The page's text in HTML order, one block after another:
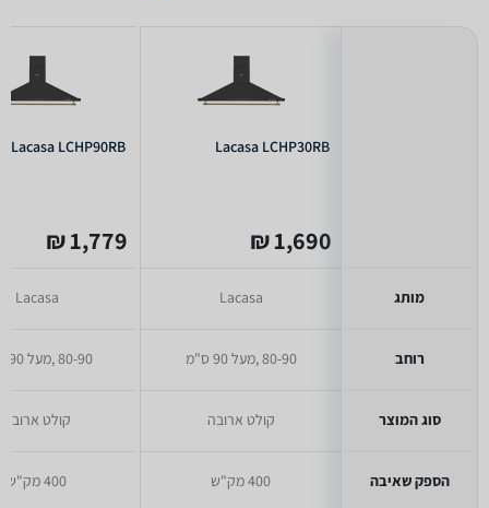
מותג
רוחב
סוג המוצר
הספק שאיבה
Lacasa LCHP30RB
1,690 ₪
Lacasa
80-90 ,מעל 90 ס"מ
קולט ארובה
400 מק"ש
Lacasa LCHP90RB
1,779 ₪
Lacasa
80-90 ,מעל 90 ס"מ
קולט ארובה
400 מק"ש